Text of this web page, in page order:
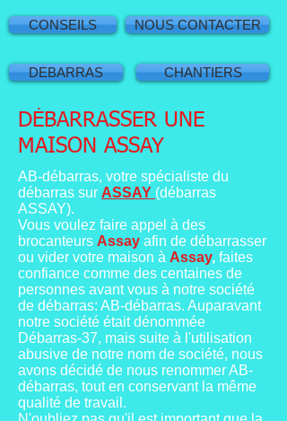
CONSEILS
DEBARRAS
NOUS CONTACTER
CHANTIERS
DÉBARRASSER UNE
MAISON ASSAY
AB-débarras, votre spécialiste du
débarras sur ASSAY (débarras
ASSAY).
Vous voulez faire appel à des
brocanteurs Assay afin de débarrasser
ou vider votre maison à Assay, faites
confiance comme des centaines de
personnes avant vous à notre société
de débarras: AB-débarras. Auparavant
notre société était dénommée
Débarras-37, mais suite à l'utilisation
abusive de notre nom de société, nous
avons décidé de nous renommer AB-
débarras, tout en conservant la même
qualité de travail.